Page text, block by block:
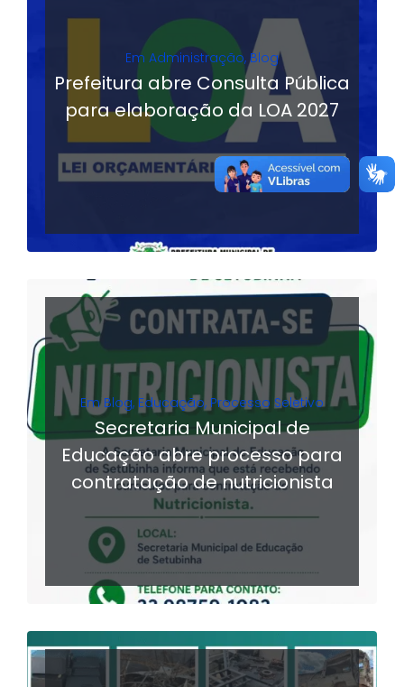
Em Administração, Blog
Prefeitura abre Consulta Pública
para elaboração da LOA 2027
LER MAIS
EmBlog, Educação, Processo Seletivo
Secretaria Municipal de
Educação abre processo para
contratação de nutricionista
LER MAIS